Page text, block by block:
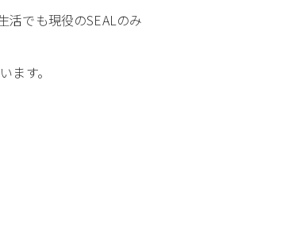
活でも現役のSEALのみ
ます。